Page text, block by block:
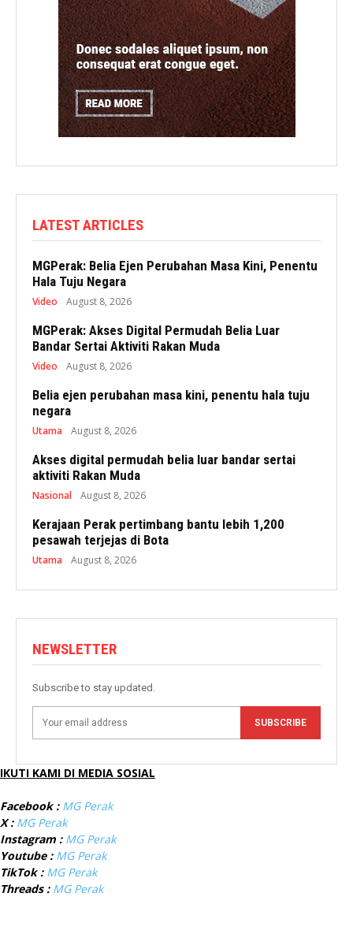
LATEST ARTICLES
MGPerak: Belia Ejen Perubahan Masa Kini, Penentu
Hala Tuju Negara
Video August 8, 2026
MGPerak: Akses Digital Permudah Belia Luar
Bandar Sertai Aktiviti Rakan Muda
Video August 8, 2026
Belia ejen perubahan masa kini, penentu hala tuju
negara
Utama August 8, 2026
Akses digital permudah belia luar bandar sertai
aktiviti Rakan Muda
Nasional August 8, 2026
Kerajaan Perak pertimbang bantu lebih 1,200
pesawah terjejas di Bota
Utama August 8, 2026
NEWSLETTER
Subscribe to stay updated.
SUBSCRIBE
IKUTI KAMI DI MEDIA SOSIAL
Facebook : MG Perak
X : MG Perak
Instagram : MG Perak
Youtube : MG Perak
TikTok : MG Perak
Threads : MG Perak